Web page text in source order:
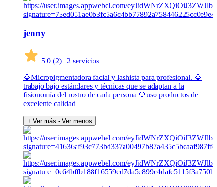
jenny
5,0 (2) | 2 servicios
💎Micropigmentadora facial y lashista para profesional. 💎
trabajo bajo estándares y técnicas que se adaptan a la
fisionomía del rostro de cada persona 💎uso productos de
excelente calidad
+ Ver más - Ver menos